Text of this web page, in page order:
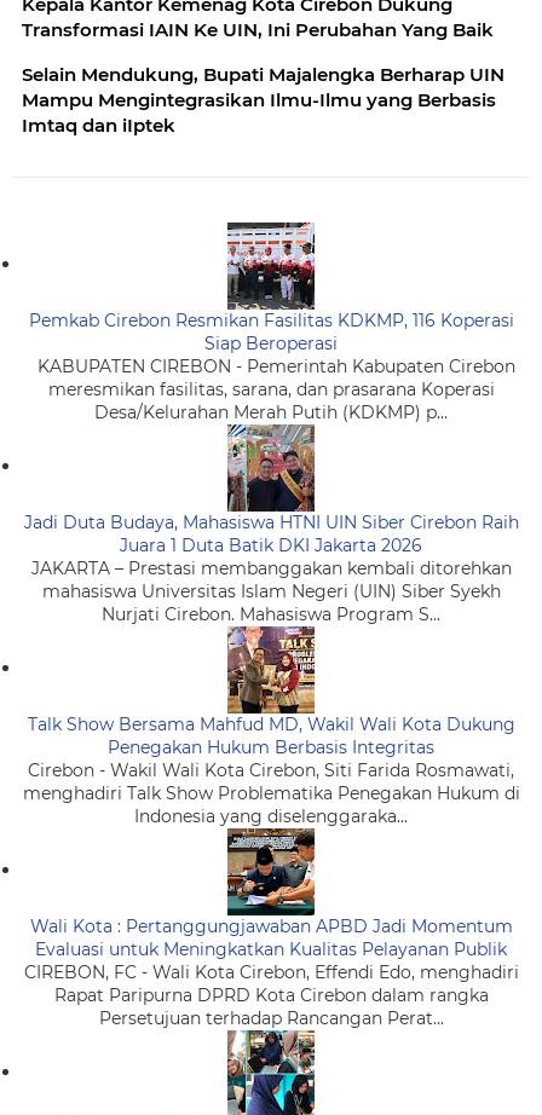
Transformasi IAIN Ke UIN, Ini Perubahan Yang Baik
Selain Mendukung, Bupati Majalengka Berharap UIN
Mampu Mengintegrasikan Ilmu-Ilmu yang Berbasis
Imtaq dan iIptek
Pemkab Cirebon Resmikan Fasilitas KDKMP, 116 Koperasi
Siap Beroperasi
KABUPATEN CIREBON - Pemerintah Kabupaten Cirebon
meresmikan fasilitas, sarana, dan prasarana Koperasi
Desa/Kelurahan Merah Putih (KDKMP) p...
Jadi Duta Budaya, Mahasiswa HTNI UIN Siber Cirebon Raih
Juara 1 Duta Batik DKI Jakarta 2026
JAKARTA – Prestasi membanggakan kembali ditorehkan
mahasiswa Universitas Islam Negeri (UIN) Siber Syekh
Nurjati Cirebon. Mahasiswa Program S...
Talk Show Bersama Mahfud MD, Wakil Wali Kota Dukung
Penegakan Hukum Berbasis Integritas
Cirebon - Wakil Wali Kota Cirebon, Siti Farida Rosmawati,
menghadiri Talk Show Problematika Penegakan Hukum di
Indonesia yang diselenggaraka...
Wali Kota : Pertanggungjawaban APBD Jadi Momentum
Evaluasi untuk Meningkatkan Kualitas Pelayanan Publik
CIREBON, FC - Wali Kota Cirebon, Effendi Edo, menghadiri
Rapat Paripurna DPRD Kota Cirebon dalam rangka
Persetujuan terhadap Rancangan Perat...